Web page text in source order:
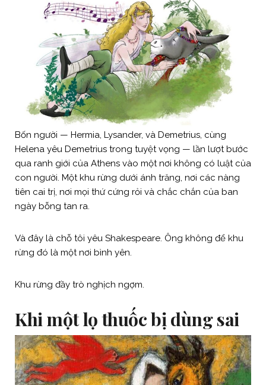
Bốn người — Hermia, Lysander, và Demetrius, cùng
Helena yêu Demetrius trong tuyệt vọng — lần lượt bước
qua ranh giới của Athens vào một nơi không có luật của
con người. Một khu rừng dưới ánh trăng, nơi các nàng
tiên cai trị, nơi mọi thứ cứng rỏi và chắc chắn của ban
ngày bỗng tan ra.
Và đây là chỗ tôi yêu Shakespeare. Ông không để khu
rừng đó là một nơi bình yên.
Khu rừng đầy trò nghịch ngợm.
Khi một lọ thuốc bị dùng sai